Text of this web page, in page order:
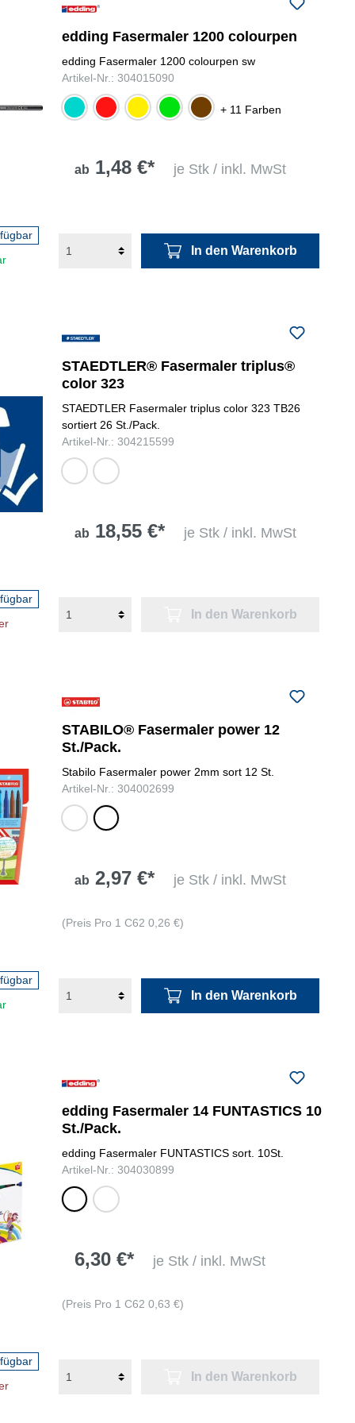
folgenden Nummer bei uns:
0731 977197-0
edding Fasermaler 1200 colourpen
edding Fasermaler 1200 colourpen sw
Artikel-Nr.: 304015090
türkisrotviolettgelb grün braun + 11 Farben
ab 1,48 €* je Stk / inkl. MwSt
In den Warenkorb
STAEDTLER® Fasermaler triplus®
color 323
STAEDTLER Fasermaler triplus color 323 TB26
sortiert 26 St./Pack.
Artikel-Nr.: 304215599
bordeauxrot,
lichtblau,
auqablau,
ultramarin,
türkis,
orange,
gelbgrün,
saftgrün,
van-Dyke-
hellgrau,
gelb, rot,
magenta,
blau,
lichtblau,
grün,
gelbgrün,
braun,
ab 18,55 €* je Stk / inkl. MwSt
In den Warenkorb
STABILO® Fasermaler power 12
St./Pack.
Stabilo Fasermaler power 2mm sort 12 St.
Artikel-Nr.: 304002699
karmin, hellrot,
zitronengelb,
olivgrün hell,
olivgrün
dunkel,
laubgrün
dunkel,
grünerde,
kobaltblau
preußischblau,
lila, apricot,
orange,
gelb,
hellgrün,
dunkelgrün,
braun,
ab 2,97 €* je Stk / inkl. MwSt
(Preis Pro 1 C62 0,26 €)
In den Warenkorb
edding Fasermaler 14 FUNTASTICS 10
St./Pack.
edding Fasermaler FUNTASTICS sort. 10St.
Artikel-Nr.: 304030899
schwarz,
blau,
grün,
gelb,
orange,
hellblau,
blau, grün,
gelb, orange,
braun,
violett, rosa,
hellgrün,
grau, ocker,
himbeer,
gelbgrün
6,30 €* je Stk / inkl. MwSt
(Preis Pro 1 C62 0,63 €)
In den Warenkorb